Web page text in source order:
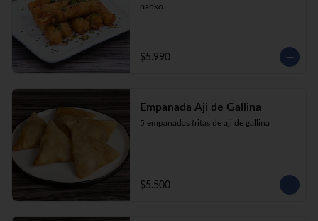
panko.
$5.990
Empanada Aji de Gallina
5 empanadas fritas de aji de gallina
$5.500